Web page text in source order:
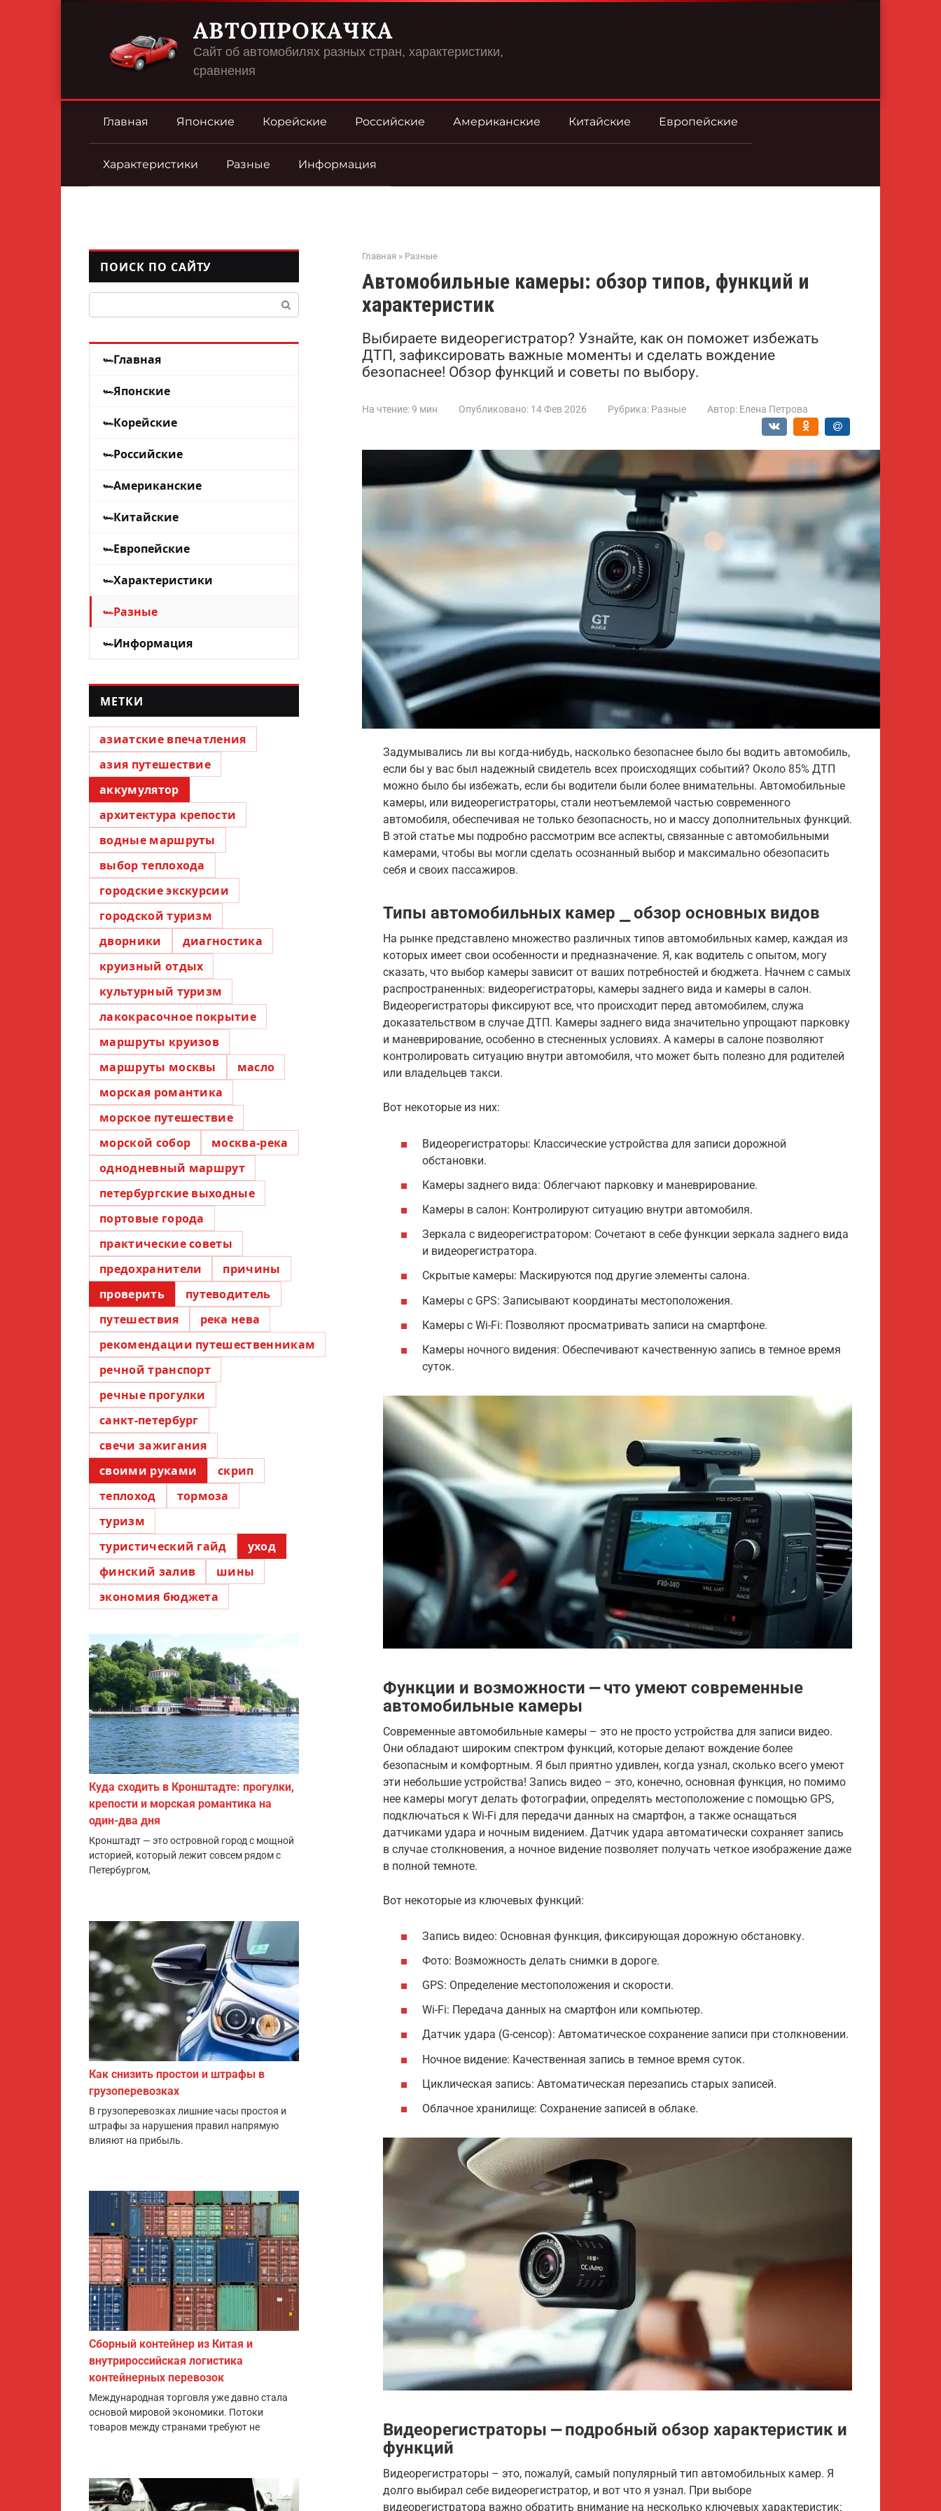
АВТОПРОКАЧКА
Сайт об автомобилях разных стран, характеристики,
сравнения
Главная Японские Корейские Российские Американские Китайские Европейские
Характеристики Разные Информация
Главная » Разные
Автомобильные камеры: обзор типов, функций и
характеристик
Выбираете видеорегистратор? Узнайте, как он поможет избежать
ДТП, зафиксировать важные моменты и сделать вождение
безопаснее! Обзор функций и советы по выбору.
На чтение:9 мин Опубликовано: 14 Фев 2026 Рубрика: Разные Автор: Елена Петрова
Задумывались ли вы когда-нибудь, насколько безопаснее было бы водить автомобиль,
если бы у вас был надежный свидетель всех происходящих событий? Около 85% ДТП
можно было бы избежать, если бы водители были более внимательны. Автомобильные
камеры, или видеорегистраторы, стали неотъемлемой частью современного
автомобиля, обеспечивая не только безопасность, но и массу дополнительных функций.
В этой статье мы подробно рассмотрим все аспекты, связанные с автомобильными
камерами, чтобы вы могли сделать осознанный выбор и максимально обезопасить
себя и своих пассажиров.
Типы автомобильных камер ⎯ обзор основных видов
На рынке представлено множество различных типов автомобильных камер, каждая из
которых имеет свои особенности и предназначение. Я, как водитель с опытом, могу
сказать, что выбор камеры зависит от ваших потребностей и бюджета. Начнем с самых
распространенных: видеорегистраторы, камеры заднего вида и камеры в салон.
Видеорегистраторы фиксируют все, что происходит перед автомобилем, служа
доказательством в случае ДТП. Камеры заднего вида значительно упрощают парковку
и маневрирование, особенно в стесненных условиях. А камеры в салоне позволяют
контролировать ситуацию внутри автомобиля, что может быть полезно для родителей
или владельцев такси.
Вот некоторые из них:
Видеорегистраторы: Классические устройства для записи дорожной
обстановки.
Камеры заднего вида: Облегчают парковку и маневрирование.
Камеры в салон: Контролируют ситуацию внутри автомобиля.
Зеркала с видеорегистратором: Сочетают в себе функции зеркала заднего вида
и видеорегистратора.
Скрытые камеры: Маскируются под другие элементы салона.
Камеры с GPS: Записывают координаты местоположения.
Камеры с Wi-Fi: Позволяют просматривать записи на смартфоне.
Камеры ночного видения: Обеспечивают качественную запись в темное время
суток.
Функции и возможности ⎼ что умеют современные
автомобильные камеры
Современные автомобильные камеры – это не просто устройства для записи видео.
Они обладают широким спектром функций, которые делают вождение более
безопасным и комфортным. Я был приятно удивлен, когда узнал, сколько всего умеют
эти небольшие устройства! Запись видео – это, конечно, основная функция, но помимо
нее камеры могут делать фотографии, определять местоположение с помощью GPS,
подключаться к Wi-Fi для передачи данных на смартфон, а также оснащаться
датчиками удара и ночным видением. Датчик удара автоматически сохраняет запись
в случае столкновения, а ночное видение позволяет получать четкое изображение даже
в полной темноте.
Вот некоторые из ключевых функций:
Запись видео: Основная функция, фиксирующая дорожную обстановку.
Фото: Возможность делать снимки в дороге.
GPS: Определение местоположения и скорости.
Wi-Fi: Передача данных на смартфон или компьютер.
Датчик удара (G-сенсор): Автоматическое сохранение записи при столкновении.
Ночное видение: Качественная запись в темное время суток.
Циклическая запись: Автоматическая перезапись старых записей.
Облачное хранилище: Сохранение записей в облаке.
Видеорегистраторы ⎼ подробный обзор характеристик и
функций
Видеорегистраторы – это, пожалуй, самый популярный тип автомобильных камер. Я
долго выбирал себе видеорегистратор, и вот что я узнал. При выборе
видеорегистратора важно обратить внимание на несколько ключевых характеристик:
ПОИСК ПО САЙТУ
Главная
Японские
Корейские
Российские
Американские
Китайские
Европейские
Характеристики
Разные
Информация
МЕТКИ
азиатские впечатления
азия путешествие
аккумулятор
архитектура крепости
водные маршруты
выбор теплохода
городские экскурсии
городской туризм
дворники
диагностика
круизный отдых
культурный туризм
лакокрасочное покрытие
маршруты круизов
маршруты москвы
масло
морская романтика
морское путешествие
морской собор
москва-река
однодневный маршрут
петербургские выходные
портовые города
практические советы
предохранители
причины
проверить
путеводитель
путешествия
река нева
рекомендации путешественникам
речной транспорт
речные прогулки
санкт-петербург
свечи зажигания
своими руками
скрип
теплоход
тормоза
туризм
туристический гайд
уход
финский залив
шины
экономия бюджета
Куда сходить в Кронштадте: прогулки,
крепости и морская романтика на
один-два дня
Кронштадт — это островной город с мощной
историей, который лежит совсем рядом с
Петербургом,
Как снизить простои и штрафы в
грузоперевозках
В грузоперевозках лишние часы простоя и
штрафы за нарушения правил напрямую
влияют на прибыль.
Сборный контейнер из Китая и
внутрироссийская логистика
контейнерных перевозок
Международная торговля уже давно стала
основой мировой экономики. Потоки
товаров между странами требуют не